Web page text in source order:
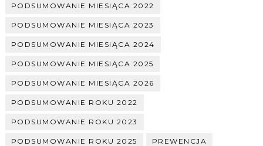
PODSUMOWANIE MIESIĄCA 2022
PODSUMOWANIE MIESIĄCA 2023
PODSUMOWANIE MIESIĄCA 2024
PODSUMOWANIE MIESIĄCA 2025
PODSUMOWANIE MIESIĄCA 2026
PODSUMOWANIE ROKU 2022
PODSUMOWANIE ROKU 2023
PODSUMOWANIE ROKU 2025 PREWENCJA